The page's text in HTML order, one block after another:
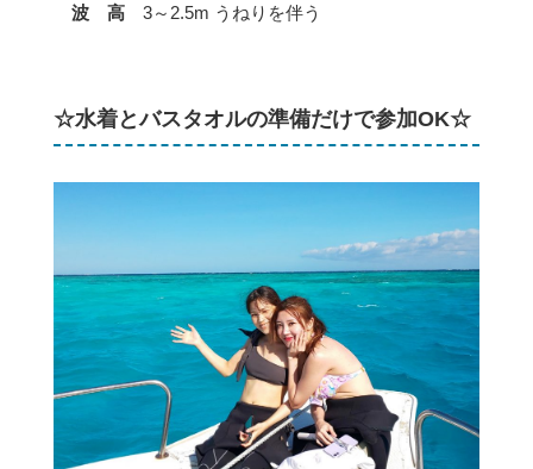
波 高
3～2.5m うねりを伴う
☆水着とバスタオルの準備だけで参加OK☆